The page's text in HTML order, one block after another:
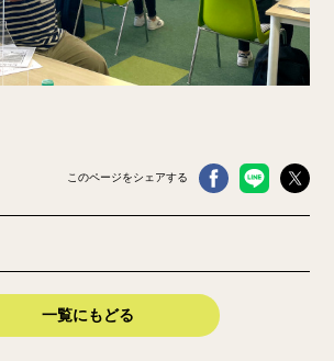
このページをシェアする
一覧にもどる